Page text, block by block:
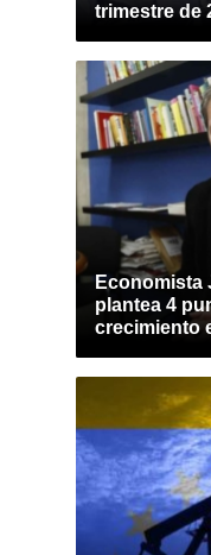
trimestre de
Economista
plantea 4
crecimiento